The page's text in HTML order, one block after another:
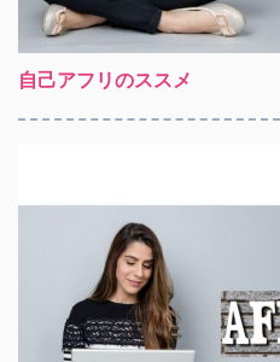
自己アフリのススメ